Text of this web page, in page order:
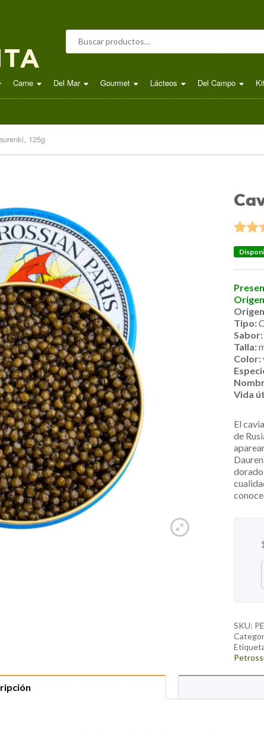
Buscar por:
Carne Del Mar Gourmet Lácteos Del Campo
125g
5.00
en1
de
Origen
Tipo:
Sabor:
Talla:
Color:
Vida
El
de
dorado
SKU: